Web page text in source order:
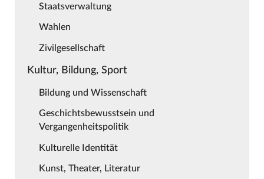
Staatsverwaltung
Wahlen
Zivilgesellschaft
Kultur, Bildung, Sport
Bildung und Wissenschaft
Geschichtsbewusstsein und
Vergangenheitspolitik
Kulturelle Identität
Kunst, Theater, Literatur